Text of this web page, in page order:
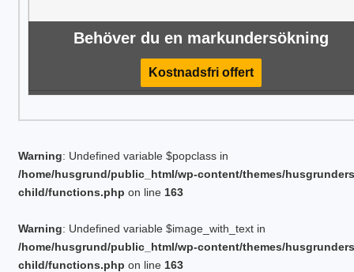
Behöver du en markundersökning
Kostnadsfri offert
Warning: Undefined variable $popclass in
/home/husgrund/public_html/wp-content/themes/
child/functions.php on line 163
Warning: Undefined variable $image_with_text in
/home/husgrund/public_html/wp-content/themes/
child/functions.php on line 163